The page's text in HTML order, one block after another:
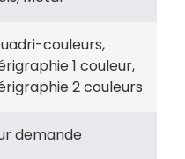
couleurs,
1 couleur,
2 couleurs
demande